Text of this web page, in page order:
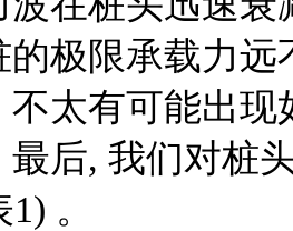
的极限承载力
不太有可能出
最后, 我们对桩
。